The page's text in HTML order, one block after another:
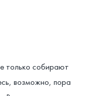
только собирают
возможно, пора